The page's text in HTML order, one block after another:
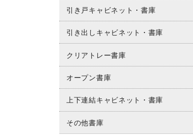
引き戸キャビネット・書庫
引き出しキャビネット・書庫
クリアトレー書庫
オープン書庫
上下連結キャビネット・書庫
その他書庫